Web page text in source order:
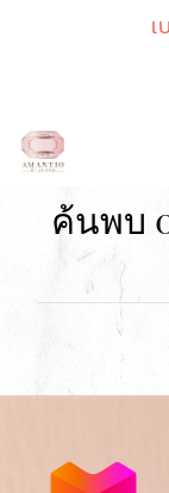
เ
ค้นพบ